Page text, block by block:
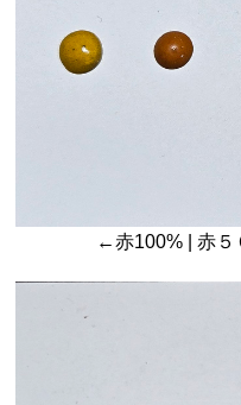
←赤100% | 赤５